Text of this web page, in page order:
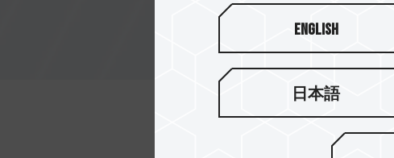
English
日本語